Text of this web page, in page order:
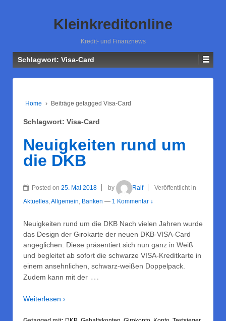
Kleinkreditonline
Kredit- und Finanznews
Schlagwort: Visa-Card
Home › Beiträge getagged Visa-Card
Schlagwort: Visa-Card
Neuigkeiten rund um
die DKB
Posted on 25. Mai 2018 by Ralf
Veröffentlicht in
Aktuelles,Allgemein, Banken — 1 Kommentar ↓
Neuigkeiten rund um die DKB Nach vielen Jahren wurde
das Design der Girokarte der neuen DKB-VISA-Card
angeglichen. Diese präsentiert sich nun ganz in Weiß
und begleitet ab sofort die schwarze VISA-Kreditkarte in
einem ansehnlichen, schwarz-weißen Doppelpack.
Zudem kann mit der …
Weiterlesen ›